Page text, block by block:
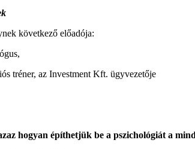
következő előadója:
tréner, az Investment Kft. ügyvezetője
hogyan építhetjük be a pszichológiát a